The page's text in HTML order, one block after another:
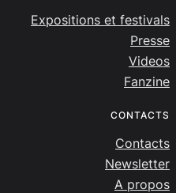
Expositions et festivals
Presse
Videos
Fanzine
CONTACTS
Contacts
Newsletter
A propos